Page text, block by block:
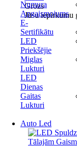
Numura
Apgaismojums
E-
Sertifikātu
LED
Priekšējie
Miglas
Lukturi
LED
Dienas
Gaitas
Lukturi
Auto Led
Grozs
Jūsu iepirkumu